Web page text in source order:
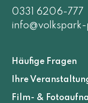
0331 6206-777
Häufige Fragen
Ihre
Film- &